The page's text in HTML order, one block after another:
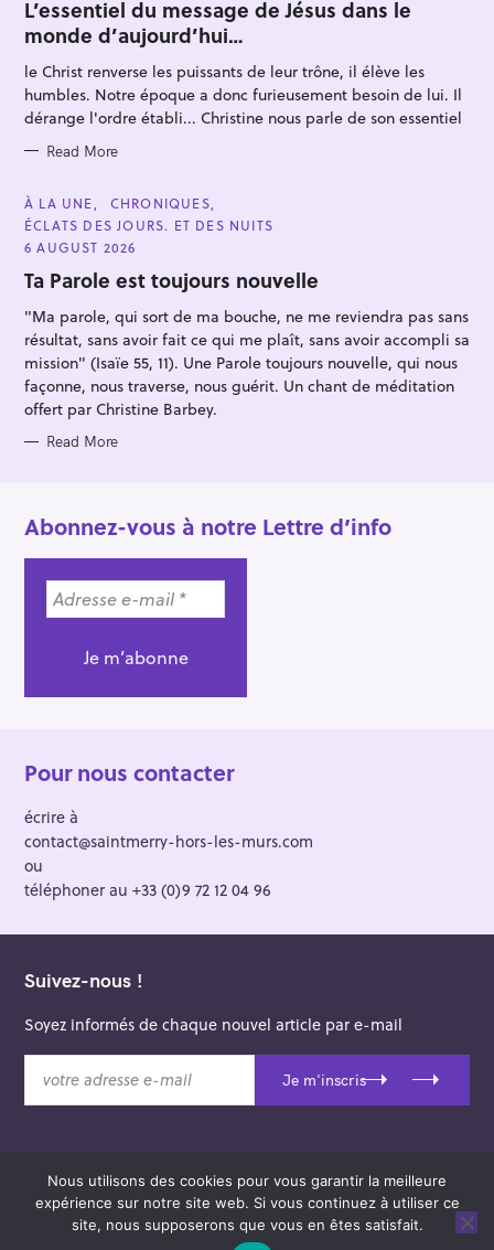
T
E
G
O
R
I
E
S
L’essentiel du message de Jésus dans le
monde d’aujourd’hui…
le Christ renverse les puissants de leur trône, il élève les
humbles. Notre époque a donc furieusement besoin de lui. Il
dérange l'ordre établi... Christine nous parle de son essentiel
Read More
C
A
T
E
O
R
E
À LA UNE
CHRONIQUES
ÉCLATS DES JOURS. ET DES NUITS
6 AUGUST 2026
Ta Parole est toujours nouvelle
"Ma parole, qui sort de ma bouche, ne me reviendra pas sans
résultat, sans avoir fait ce qui me plaît, sans avoir accompli sa
mission" (Isaïe 55, 11). Une Parole toujours nouvelle, qui nous
façonne, nous traverse, nous guérit. Un chant de méditation
offert par Christine Barbey.
Read More
Abonnez-vous à notre Lettre d’info
Pour nous contacter
écrire à
contact@saintmerry-hors-les-murs.com
ou
téléphoner au +33 (0)9 72 12 04 96
Suivez-nous !
Soyez informés de chaque nouvel article par e-mail
t
Je m'inscris
© 2026 Saint-Merry Hors-les-Murs.
Theme: Felt byPixelgrade.
a
c
h
o
:
Nous utilisons des cookies pour vous garantir la meilleure
expérience sur notre site web. Si vous continuez à utiliser ce
site, nous supposerons que vous en êtes satisfait.